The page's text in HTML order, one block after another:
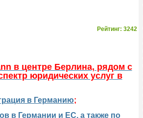
Рейтинг: 3242
в центре Берлина, рядом с
юридических услуг в
в Германию;
в Германии и ЕС, а также по